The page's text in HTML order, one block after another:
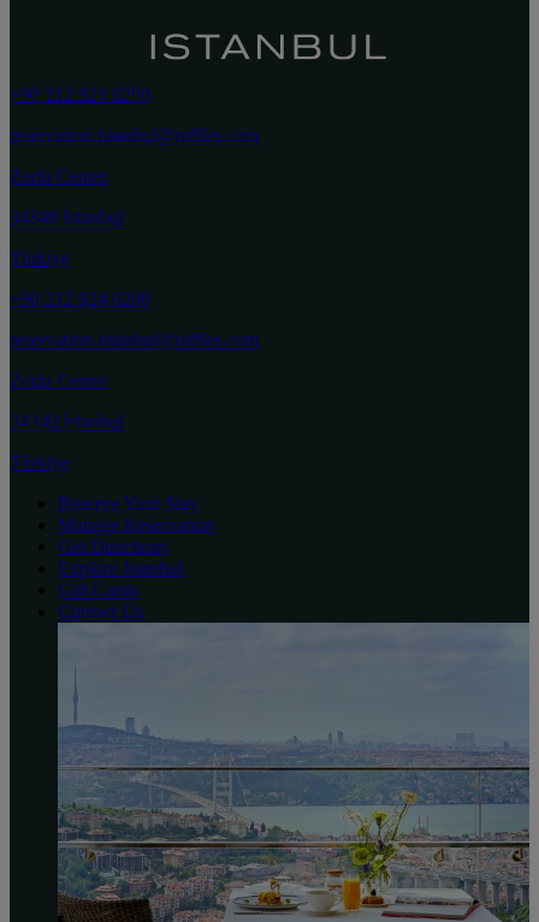
+90 212 924 0200
reservation.istanbul@raffles.com
Zorlu Center
34340 İstanbul
Türkiye
+90 212 924 0200
reservation.istanbul@raffles.com
Zorlu Center
34340 İstanbul
Türkiye
Reserve Your Stay
Manage Reservation
Get Directions
Explore Istanbul
Gift Cards
Contact Us